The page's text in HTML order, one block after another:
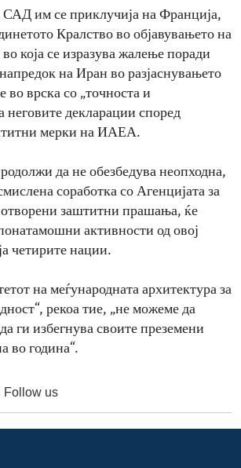
САД им се приклучија на Франција,
Кралство во објавувањето на
во која се изразува жалење поради
на Иран во разјаснувањето
врска со „точноста и
неговите декларации според
мерки на ИАЕА.
да не обезбедува неопходна,
соработка со Агенцијата за
отворени заштитни прашања, ќе
активности од овој
четирите нации.
на меѓународната архитектура за
рекоа тие, „не можеме да
ги избегнува своите преземени
во година“.
Follow us